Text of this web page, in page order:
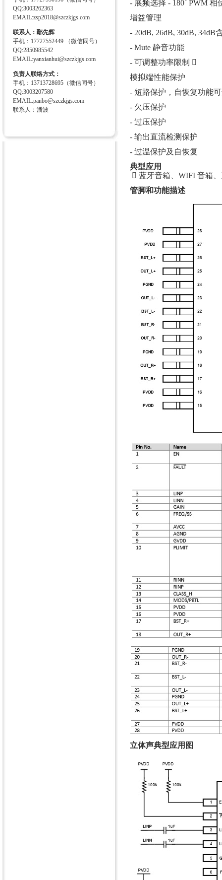
QQ:3003262363
EMAIL:zsp2018@szczkjgs.com
联系人：鄢先辉
手机：17727552449 （微信同号）
QQ:2850985542
EMAIL:yanxianhui@szczkjgs.com
负责人联络方式：
手机：13713728695（微信同号）
QQ:3003207580
EMAIL:panbo@szczkjgs.com
联系人：潘波
- 展频选择 - 180˚ PWM 相
增益管理
- 20dB, 26dB, 30dB, 34dB
- Mute 静音功能
- 可调整功率限制 
模拟端性能保护
- 短路保护，自恢复功能
- 欠压保护
- 过压保护
- 输出直流检测保护
- 过温保护及自恢复
典型应用
 蓝牙音箱、WIFI 音箱
管脚和功能描述
立体声典型应用图